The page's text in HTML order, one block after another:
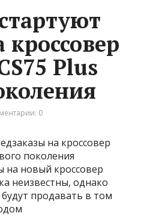
кроссовер
Plus
0
на кроссовер
поколения
на новый кроссовер
неизвестны, однако
продавать в том